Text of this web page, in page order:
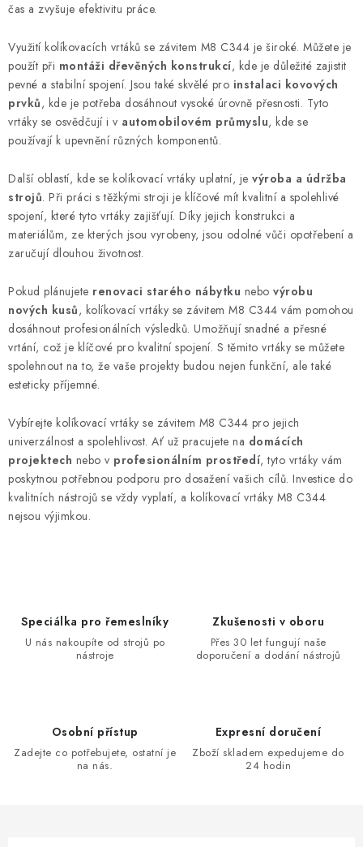
NÁSTROJE PRO ŘEZÁNÍ DŘEVA
NÁSTROJE PRO FRÉZOVÁNÍ
NÁSTROJE PRO ŘEZÁNÍ KOVU
POTŘEBUJI DOBRÝ STROJ
KONTAKTY
Moje objednávka
čas a zvyšuje efektivitu práce.
Využití kolíkovacích vrtáků se závitem M8 C344 je široké. Můžete je
použít při montáži dřevěných konstrukcí, kde je důležité zajistit
pevné a stabilní spojení. Jsou také skvělé pro instalaci kovových
prvků, kde je potřeba dosáhnout vysoké úrovně přesnosti. Tyto
vrtáky se osvědčují i v automobilovém průmyslu, kde se
používají k upevnění různých komponentů.
Další oblastí, kde se kolíkovací vrtáky uplatní, je výroba a údržba
strojů. Při práci s těžkými stroji je klíčové mít kvalitní a spolehlivé
spojení, které tyto vrtáky zajišťují. Díky jejich konstrukci a
materiálům, ze kterých jsou vyrobeny, jsou odolné vůči opotřebení a
zaručují dlouhou životnost.
Pokud plánujete renovaci starého nábytku nebo výrobu
nových kusů, kolíkovací vrtáky se závitem M8 C344 vám pomohou
dosáhnout profesionálních výsledků. Umožňují snadné a přesné
vrtání, což je klíčové pro kvalitní spojení. S těmito vrtáky se můžete
spolehnout na to, že vaše projekty budou nejen funkční, ale také
esteticky příjemné.
Vybírejte kolíkovací vrtáky se závitem M8 C344 pro jejich
univerzálnost a spolehlivost. Ať už pracujete na domácích
projektech nebo v profesionálním prostředí, tyto vrtáky vám
poskytnou potřebnou podporu pro dosažení vašich cílů. Investice do
kvalitních nástrojů se vždy vyplatí, a kolíkovací vrtáky M8 C344
nejsou výjimkou.
Speciálka pro řemeslníky
U nás nakoupíte od strojů po
nástroje
Zkušenosti v oboru
Přes 30 let fungují naše
doporučení a dodání nástrojů
Osobní přístup
Zadejte co potřebujete, ostatní je
na nás.
Expresní doručení
Zboží skladem expedujeme do
24 hodin